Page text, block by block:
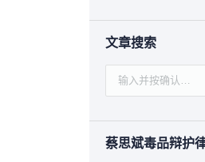
文章搜索
蔡思斌毒品辩护